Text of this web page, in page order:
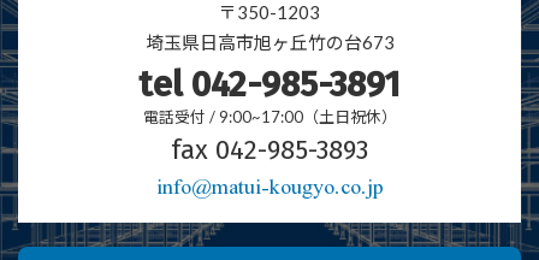
〒350-1203
埼玉県日高市旭ヶ丘竹の台673
tel 042-985-3891
電話受付 / 9:00~17:00（土日祝休）
fax 042-985-3893
info@matui-kougyo.co.jp